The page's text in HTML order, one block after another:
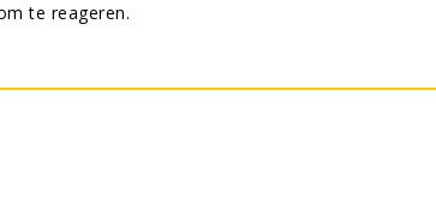
te reageren.